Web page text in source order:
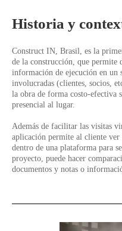
Historia y
Construct IN, Brasil, es la
de la construcción, que permite
información de ejecución en un
involucradas (clientes, socios,
la obra de forma costo-efectiva
presencial al lugar.
Además de facilitar las visitas
aplicación permite al cliente ver
dentro de una plataforma para
proyecto, puede hacer
documentos y notas o